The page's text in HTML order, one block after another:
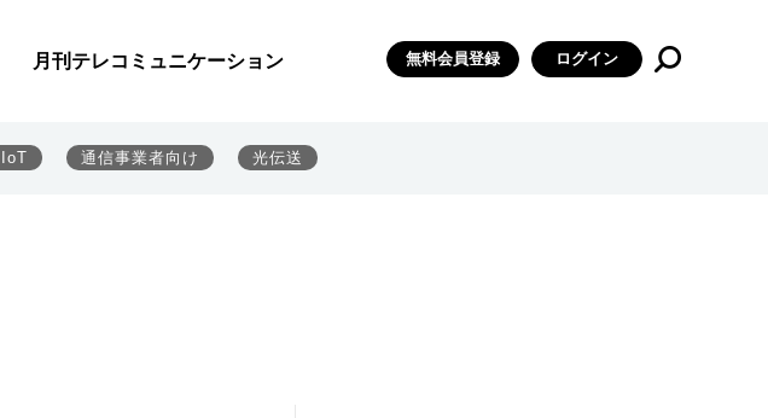
月刊テレコミュニケーション 無料会員登録 ログイン
IoT 通信事業者向け 光伝送